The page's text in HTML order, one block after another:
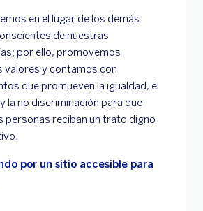
en el lugar de los demás
de nuestras
por ello, promovemos
valores y contamos con
que promueven la igualdad, el
la no discriminación para que
personas reciban un trato digno
por un sitio accesible para